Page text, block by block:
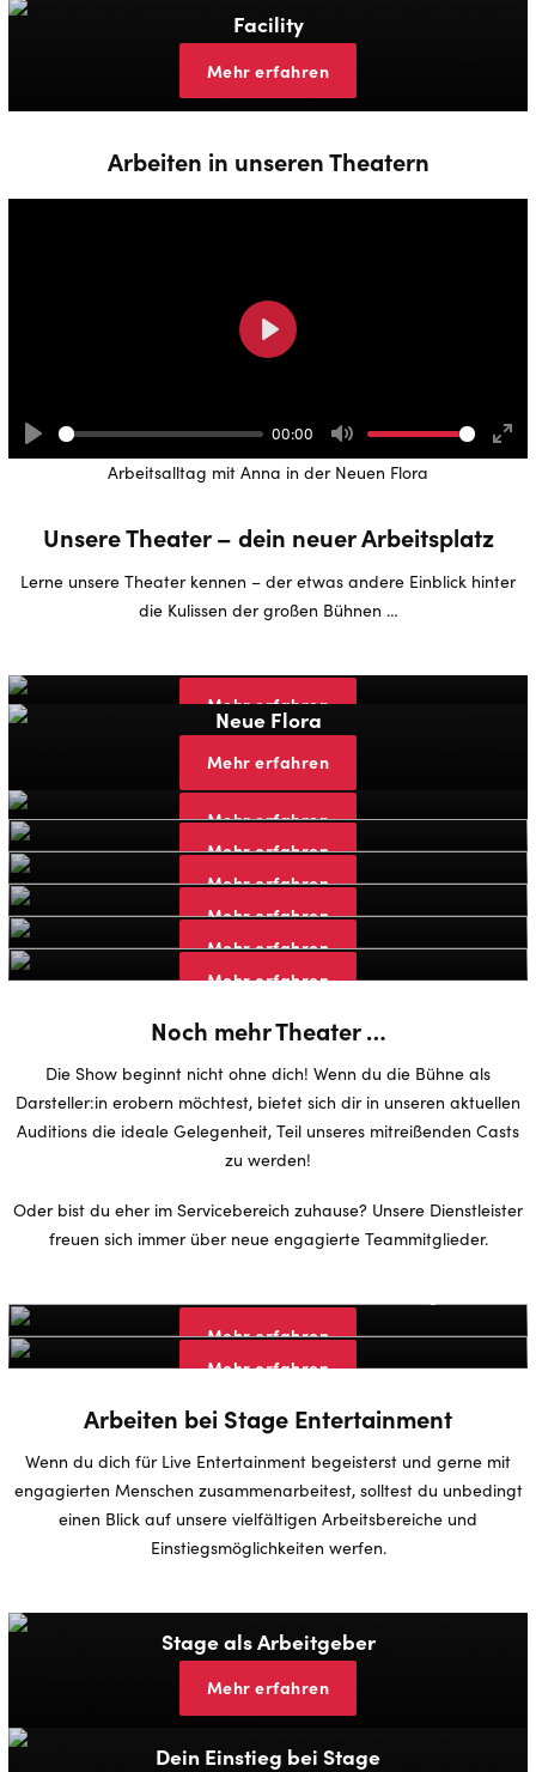
Facility
Mehr erfahren
Arbeiten in unseren Theatern
Play
00:00
Mute
Play
Arbeitsalltag mit Anna in der Neuen Flora
Unsere Theater – dein neuer Arbeitsplatz
Lerne unsere Theater kennen – der etwas andere Einblick hinter
die Kulissen der großen Bühnen …
Mehr erfahren
Neue Flora
Mehr erfahren
Theater an der Elbe
Mehr erfahren
Theater des Westens
Mehr erfahren
Bluemax Theater
Mehr erfahren
Operettenhaus
Mehr erfahren
Apollo Theater
Mehr erfahren
Palladium
Mehr erfahren
Noch mehr Theater …
Die Show beginnt nicht ohne dich! Wenn du die Bühne als
Darsteller:in erobern möchtest, bietet sich dir in unseren aktuellen
Auditions die ideale Gelegenheit, Teil unseres mitreißenden Casts
zu werden!
Oder bist du eher im Servicebereich zuhause? Unsere Dienstleister
freuen sich immer über neue engagierte Teammitglieder.
Mehr erfahren
Bei unseren Dienstleistern arbeiten
Mehr erfahren
Arbeiten bei Stage Entertainment
Wenn du dich für Live Entertainment begeisterst und gerne mit
engagierten Menschen zusammenarbeitest, solltest du unbedingt
einen Blick auf unsere vielfältigen Arbeitsbereiche und
Einstiegsmöglichkeiten werfen.
Stage als Arbeitgeber
Mehr erfahren
Dein Einstieg bei Stage